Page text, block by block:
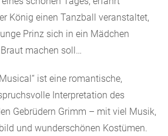
König einen Tanzball veranstaltet,
Prinz sich in ein Mädchen
machen soll…
ist eine romantische,
Interpretation des
Gebrüdern Grimm – mit viel Musik,
und wunderschönen Kostümen.